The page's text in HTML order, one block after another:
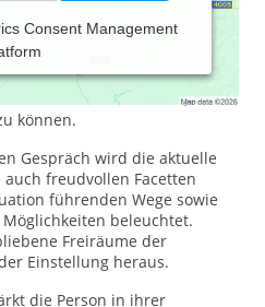
Consent Management
(= Logotherapie) verhilft den
Leben zu entdecken, damit
wieder ein erfüllteres,
können.
Gespräch wird die aktuelle
freudvollen Facetten
führenden Wege sowie
beleuchtet.
Freiräume der
Einstellung heraus.
die Person in ihrer